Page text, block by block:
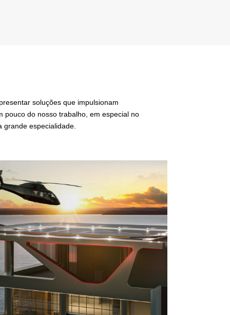
soluções que impulsionam
pouco do nosso trabalho, em especial no
especialidade.